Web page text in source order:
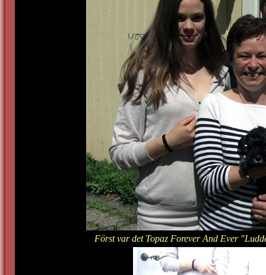
Först var det Topaz Forever And Ever